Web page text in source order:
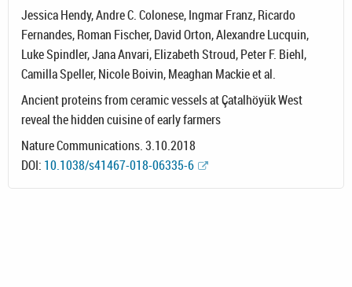
Jessica Hendy, Andre C. Colonese, Ingmar Franz, Ricardo
Fernandes, Roman Fischer, David Orton, Alexandre Lucquin,
Luke Spindler, Jana Anvari, Elizabeth Stroud, Peter F. Biehl,
Camilla Speller, Nicole Boivin, Meaghan Mackie et al.
Ancient proteins from ceramic vessels at Çatalhöyük West
reveal the hidden cuisine of early farmers
Nature Communications. 3.10.2018
DOI: 10.1038/s41467-018-06335-6